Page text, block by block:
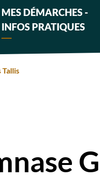
MES DÉMARCHES -
INFOS PRATIQUES
Tallis